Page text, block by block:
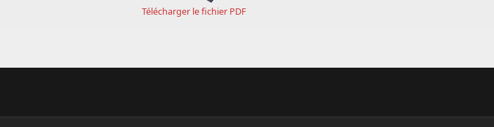
Télécharger le fichier PDF